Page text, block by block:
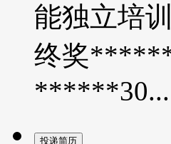
能独立培
终奖
******30...